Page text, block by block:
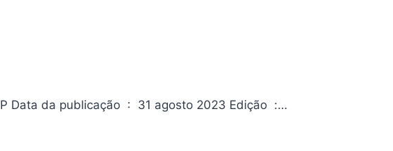
Jovens Sagrados: Volume 03 Editora ‏ : ‎ NewPOP Data da publicação ‏ : ‎ 31 agosto 2023 Edição ‏ :…